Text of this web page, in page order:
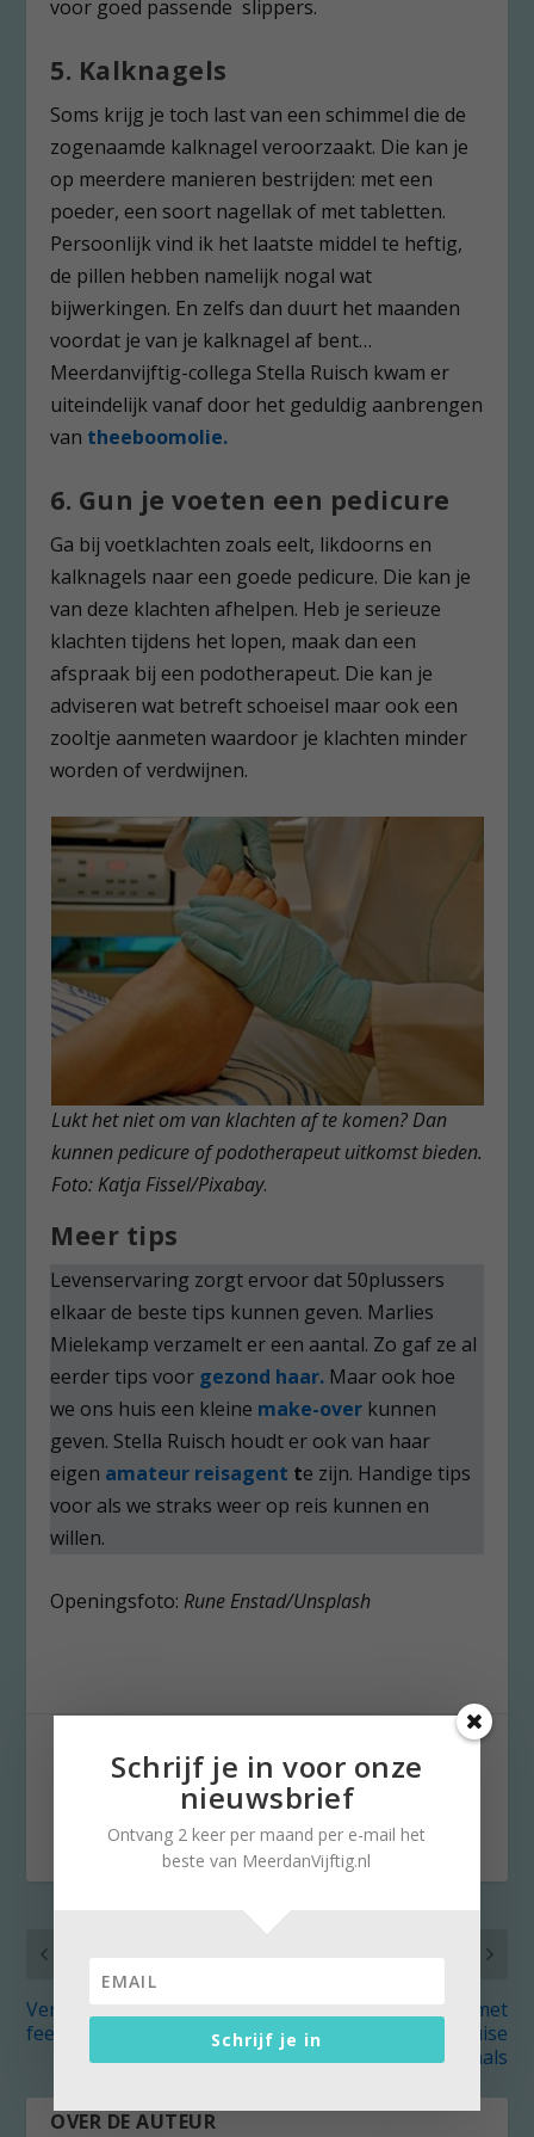
voor goed passende slippers.
5. Kalknagels
Soms krijg je toch last van een schimmel die de
zogenaamde kalknagel veroorzaakt. Die kan je
op meerdere manieren bestrijden: met een
poeder, een soort nagellak of met tabletten.
Persoonlijk vind ik het laatste middel te heftig,
de pillen hebben namelijk nogal wat
bijwerkingen. En zelfs dan duurt het maanden
voordat je van je kalknagel af bent…
Meerdanvijftig-collega Stella Ruisch kwam er
uiteindelijk vanaf door het geduldig aanbrengen
van theeboomolie.
6. Gun je voeten een pedicure
Ga bij voetklachten zoals eelt, likdoorns en
kalknagels naar een goede pedicure. Die kan je
van deze klachten afhelpen. Heb je serieuze
klachten tijdens het lopen, maak dan een
afspraak bij een podotherapeut. Die kan je
adviseren wat betreft schoeisel maar ook een
zooltje aanmeten waardoor je klachten minder
worden of verdwijnen.
Lukt het niet om van klachten af te komen? Dan
kunnen pedicure of podotherapeut uitkomst bieden.
Foto: Katja Fissel/Pixabay.
Meer tips
Levenservaring zorgt ervoor dat 50plussers
elkaar de beste tips kunnen geven. Marlies
Mielekamp verzamelt er een aantal. Zo gaf ze al
eerder tips voor gezond haar. Maar ook hoe
we ons huis een kleine make-over kunnen
geven. Stella Ruisch houdt er ook van haar
eigen amateur reisagent te zijn. Handige tips
voor als we straks weer op reis kunnen en
willen.
Openingsfoto: Rune Enstad/Unsplash
Verkiezingen 2021:
feest of farce?
Troost jezelf met
‘Vlieguur’ van Louise
Korthals
OVER DE AUTEUR
Schrijf je in voor onze
nieuwsbrief
Ontvang 2 keer per maand per e-mail het
beste van MeerdanVijftig.nl
Schrijf je in